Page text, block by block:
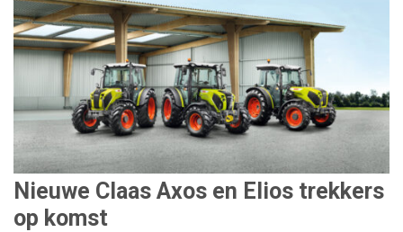
Nieuwe Claas Axos en Elios trekkers
op komst